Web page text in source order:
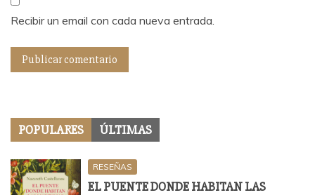
Recibir un email con cada nueva entrada.
POPULARES ÚLTIMAS
RESEÑAS
EL PUENTE DONDE HABITAN LAS